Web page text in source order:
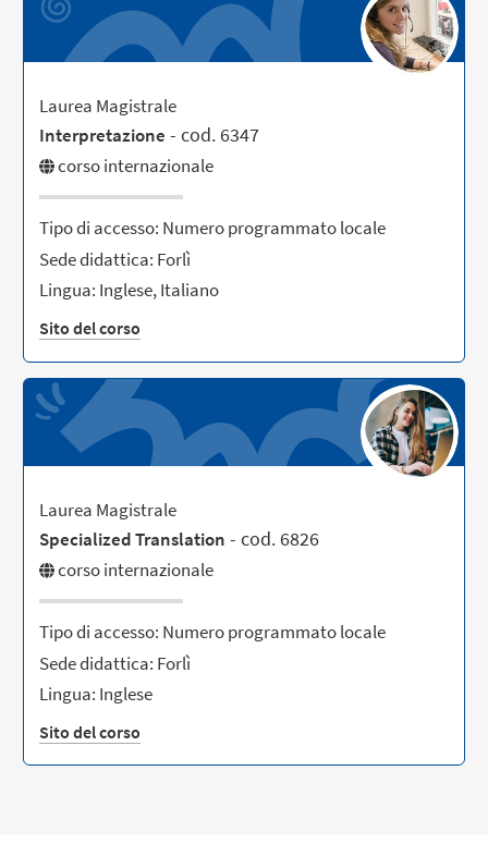
Laurea Magistrale
Interpretazione - cod. 6347
corso internazionale
Tipo di accesso: Numero programmato locale
Sede didattica: Forlì
Lingua: Inglese, Italiano
Sito del corso
Laurea Magistrale
Specialized Translation - cod. 6826
corso internazionale
Tipo di accesso: Numero programmato locale
Sede didattica: Forlì
Lingua: Inglese
Sito del corso